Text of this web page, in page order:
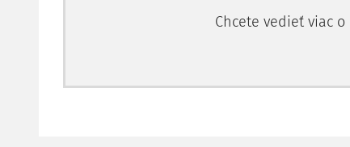
Chcete vedieť viac o